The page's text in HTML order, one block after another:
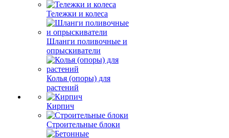
Тележки и колеса
Шланги поливочные и
опрыскиватели
Колья (опоры) для
растений
Кирпич
Строительные блоки